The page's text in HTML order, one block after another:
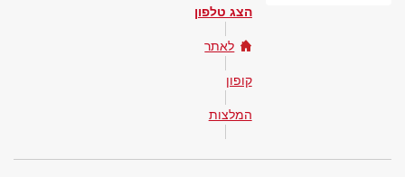
הצג טלפון
לאתר
קופון
המלצות